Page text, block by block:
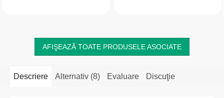
AFIŞEAZĂ TOATE PRODUSELE ASOCIATE
Descriere Alternativ (8) Evaluare Discuţie